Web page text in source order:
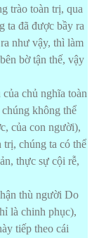
trào toàn trị, qua
ta đã được bầy ra
như vậy, thì làm
bờ tận thế, vậy
chủ nghĩa toàn
không thể
của con người),
chúng ta có thể
thực sự cội rễ,
thù người Do
là chinh phục),
tiếp theo cái